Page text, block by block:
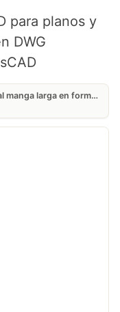
para planos y
DWG
Bloque CAD de camisa casual manga larga en formato DWG